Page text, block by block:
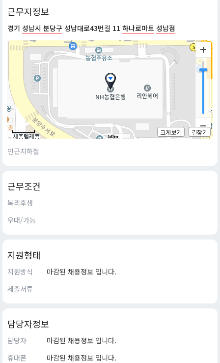
근무지정보
경기 성남시 분당구 성남대로43번길 11 하나로마트 성남점
50m
크게보기 길찾기
인근지하철
근무조건
복리후생
우대/가능
지원형태
지원방식
마감된 채용정보 입니다.
제출서류
담당자정보
담당자
마감된 채용정보 입니다.
휴대폰
마감된 채용정보 입니다.